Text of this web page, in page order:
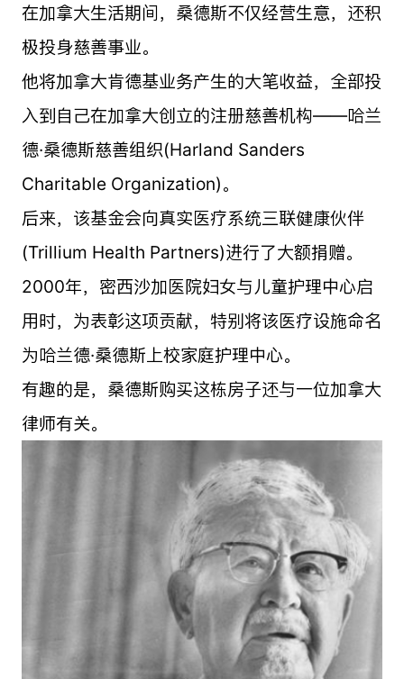
在加拿大生活期间，桑德斯不仅经营生意，还积
极投身慈善事业。
他将加拿大肯德基业务产生的大笔收益，全部投
入到自己在加拿大创立的注册慈善机构——哈兰
德·桑德斯慈善组织(Harland Sanders
Charitable Organization)。
后来，该基金会向真实医疗系统三联健康伙伴
(Trillium Health Partners)进行了大额捐赠。
2000年，密西沙加医院妇女与儿童护理中心启
用时，为表彰这项贡献，特别将该医疗设施命名
为哈兰德·桑德斯上校家庭护理中心。
有趣的是，桑德斯购买这栋房子还与一位加拿大
律师有关。